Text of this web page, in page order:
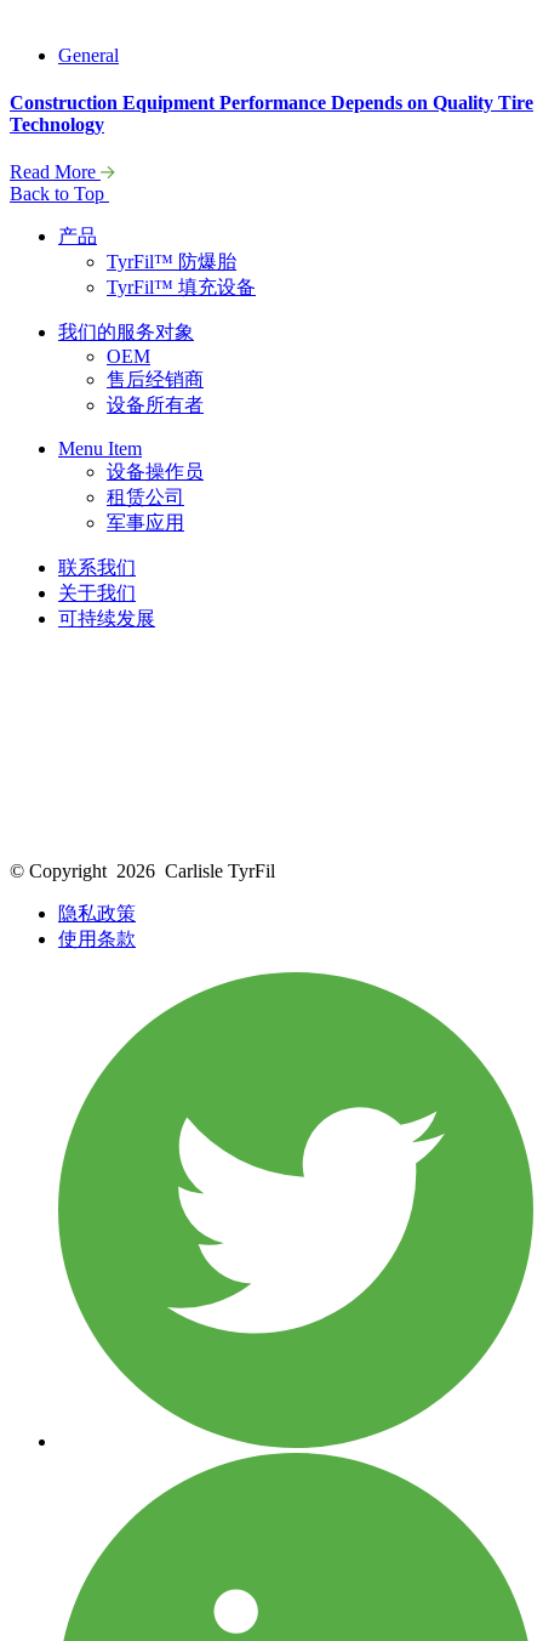
General
Construction Equipment Performance Depends on Quality Tire
Technology
Read More
Back to Top
产品
TyrFil™ 防爆胎
TyrFil™ 填充设备
我们的服务对象
OEM
售后经销商
设备所有者
Menu Item
设备操作员
租赁公司
军事应用
联系我们
关于我们
可持续发展
© Copyright 2026 Carlisle TyrFil
隐私政策
使用条款